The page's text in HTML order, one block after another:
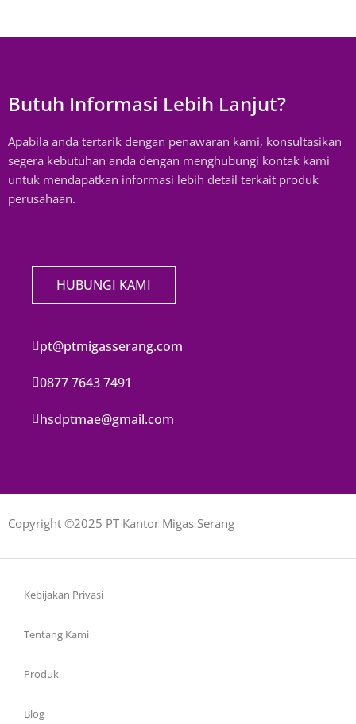
Butuh Informasi Lebih Lanjut?
Apabila anda tertarik dengan penawaran kami, konsultasikan
segera kebutuhan anda dengan menghubungi kontak kami
untuk mendapatkan informasi lebih detail terkait produk
perusahaan.
HUBUNGI KAMI
pt@ptmigasserang.com
0877 7643 7491
hsdptmae@gmail.com
Copyright ©2025 PT Kantor Migas Serang
Kebijakan Privasi
Tentang Kami
Produk
Blog